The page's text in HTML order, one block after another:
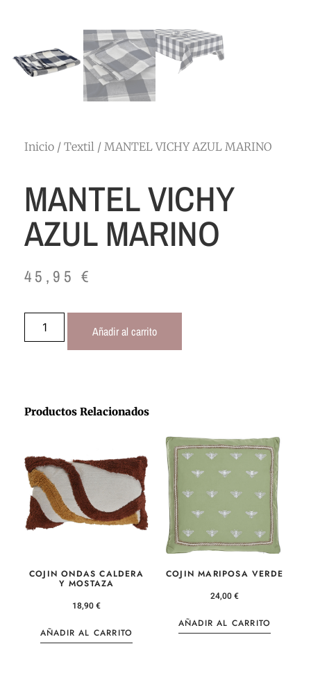
Inicio / Textil / MANTEL VICHY AZUL MARINO
MANTEL VICHY
AZUL MARINO
45,95€
Añadir al carrito
Productos Relacionados
COJIN ONDAS CALDERA
Y MOSTAZA
18,90€
AÑADIR AL CARRITO
COJIN MARIPOSA VERDE
24,00€
AÑADIR AL CARRITO